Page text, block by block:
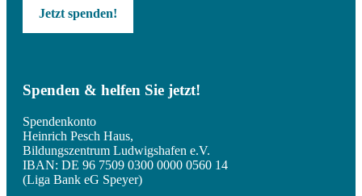
Jetzt spenden!
Spenden & helfen Sie jetzt!
Spendenkonto
Heinrich Pesch Haus,
Bildungszentrum Ludwigshafen e.V.
IBAN: DE 96 7509 0300 0000 0560 14
(Liga Bank eG Speyer)